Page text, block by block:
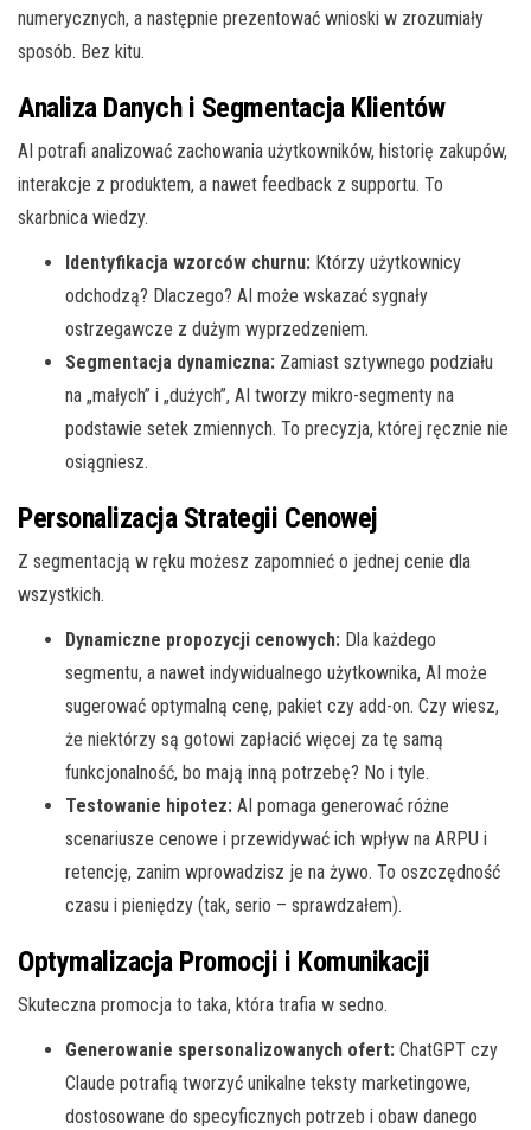
numerycznych, a następnie prezentować wnioski w zrozumiały
sposób. Bez kitu.
Analiza Danych i Segmentacja Klientów
AI potrafi analizować zachowania użytkowników, historię zakupów,
interakcje z produktem, a nawet feedback z supportu. To
skarbnica wiedzy.
Identyfikacja wzorców churnu: Którzy użytkownicy
odchodzą? Dlaczego? AI może wskazać sygnały
ostrzegawcze z dużym wyprzedzeniem.
Segmentacja dynamiczna: Zamiast sztywnego podziału
na „małych” i „dużych”, AI tworzy mikro-segmenty na
podstawie setek zmiennych. To precyzja, której ręcznie nie
osiągniesz.
Personalizacja Strategii Cenowej
Z segmentacją w ręku możesz zapomnieć o jednej cenie dla
wszystkich.
Dynamiczne propozycji cenowych: Dla każdego
segmentu, a nawet indywidualnego użytkownika, AI może
sugerować optymalną cenę, pakiet czy add-on. Czy wiesz,
że niektórzy są gotowi zapłacić więcej za tę samą
funkcjonalność, bo mają inną potrzebę? No i tyle.
Testowanie hipotez: AI pomaga generować różne
scenariusze cenowe i przewidywać ich wpływ na ARPU i
retencję, zanim wprowadzisz je na żywo. To oszczędność
czasu i pieniędzy (tak, serio – sprawdzałem).
Optymalizacja Promocji i Komunikacji
Skuteczna promocja to taka, która trafia w sedno.
Generowanie spersonalizowanych ofert: ChatGPT czy
Claude potrafią tworzyć unikalne teksty marketingowe,
dostosowane do specyficznych potrzeb i obaw danego